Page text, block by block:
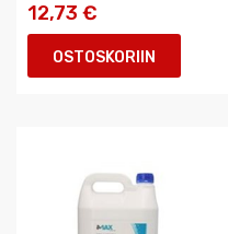
12,73 €
OSTOSKORIIN